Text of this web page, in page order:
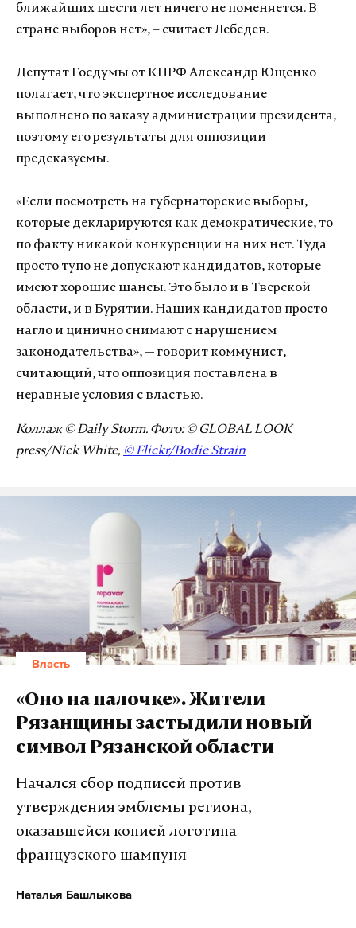
ближайших шести лет ничего не поменяется. В
стране выборов нет», – считает Лебедев.
Депутат Госдумы от КПРФ Александр Ющенко
полагает, что экспертное исследование
выполнено по заказу администрации президента,
поэтому его результаты для оппозиции
предсказуемы.
«Если посмотреть на губернаторские выборы,
которые декларируются как демократические, то
по факту никакой конкуренции на них нет. Туда
просто тупо не допускают кандидатов, которые
имеют хорошие шансы. Это было и в Тверской
области, и в Бурятии. Наших кандидатов просто
нагло и цинично снимают с нарушением
законодательства», — говорит коммунист,
считающий, что оппозиция поставлена в
неравные условия с властью.
Коллаж © Daily Storm. Фото: © GLOBAL LOOK
press/Nick White, © Flickr/Bodie Strain
Власть
«Оно на палочке». Жители
Рязанщины застыдили новый
символ Рязанской области
Начался сбор подписей против
утверждения эмблемы региона,
оказавшейся копией логотипа
французского шампуня
Наталья Башлыкова